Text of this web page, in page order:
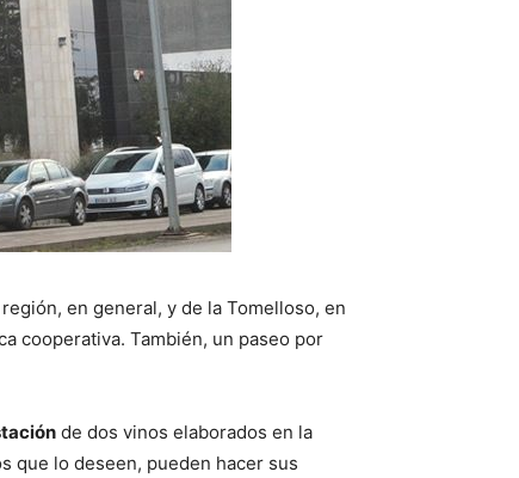
en general, y de la Tomelloso, en
cooperativa. También, un paseo por
de dos vinos elaborados en la
que lo deseen, pueden hacer sus